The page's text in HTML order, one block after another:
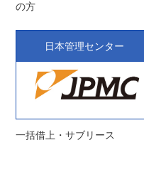
の方
日本管理センター
一括借上・サブリース